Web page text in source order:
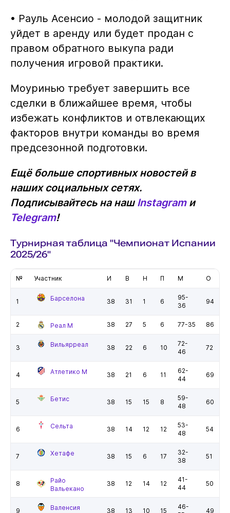
• Рауль Асенсио - молодой защитник
уйдет в аренду или будет продан с
правом обратного выкупа ради
получения игровой практики.
Моуринью требует завершить все
сделки в ближайшее время, чтобы
избежать конфликтов и отвлекающих
факторов внутри команды во время
предсезонной подготовки.
Ещё больше спортивных новостей в
наших социальных сетях.
Подписывайтесь на нашInstagramи
Telegram!
Турнирная таблица "Чемпионат Испании
2025/26"
№ Участник И В Н П М О
1 Барселона 38 31 1 6
95-
36
94
2 Реал М 38 27 5 6 77-35 86
3 Вильярреал 38 22 6 10
72-
46
72
4 Атлетико М 38 21 6 11
62-
44
69
5 Бетис 38 15 15 8
59-
48
60
6 Сельта 38 14 12 12
53-
48
54
7 Хетафе 38 15 6 17
32-
38
51
8
Райо
Вальекано
38 12 14 12
41-
44
50
9 Валенсия 38 13 10 15
46-
49